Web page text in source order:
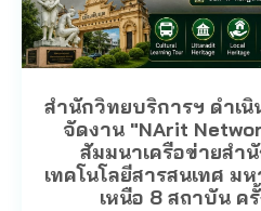
สำนักวิทยบริการฯ ดำเนิ
จัดงาน "NArit
สัมมนาเครือข่ายสำ
เทคโนโลยีสารสนเทศ ม
เหนือ 8 สถาบัน ค